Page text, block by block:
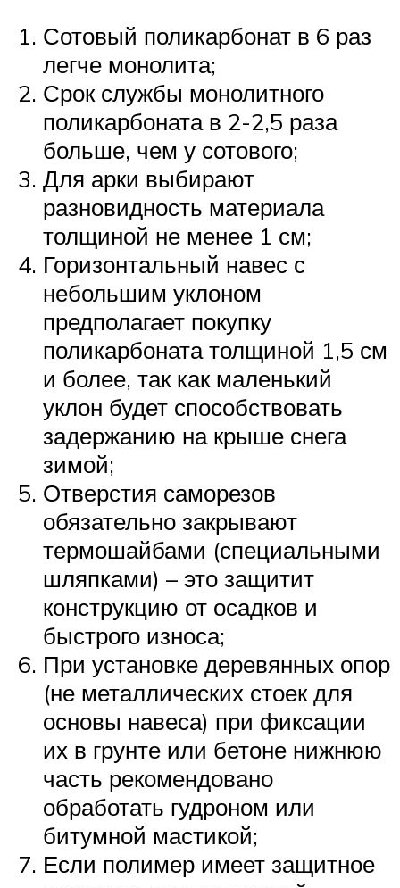
Сотовый поликарбонат в 6 раз
легче монолита;
Срок службы монолитного
поликарбоната в 2-2,5 раза
больше, чем у сотового;
Для арки выбирают
разновидность материала
толщиной не менее 1 см;
Горизонтальный навес с
небольшим уклоном
предполагает покупку
поликарбоната толщиной 1,5 см
и более, так как маленький
уклон будет способствовать
задержанию на крыше снега
зимой;
Отверстия саморезов
обязательно закрывают
термошайбами (специальными
шляпками) – это защитит
конструкцию от осадков и
быстрого износа;
При установке деревянных опор
(не металлических стоек для
основы навеса) при фиксации
их в грунте или бетоне нижнюю
часть рекомендовано
обработать гудроном или
битумной мастикой;
Если полимер имеет защитное